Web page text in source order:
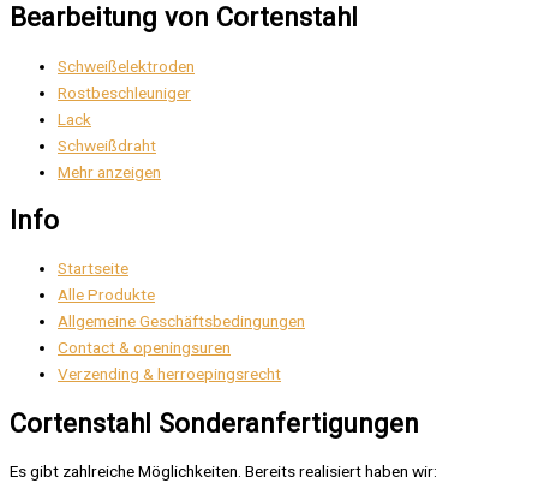
Bearbeitung von Cortenstahl
Schweißelektroden
Rostbeschleuniger
Lack
Schweißdraht
Mehr anzeigen
Info
Startseite
Alle Produkte
Allgemeine Geschäftsbedingungen
Contact & openingsuren
Verzending & herroepingsrecht
Cortenstahl Sonderanfertigungen
Es gibt zahlreiche Möglichkeiten. Bereits realisiert haben wir: